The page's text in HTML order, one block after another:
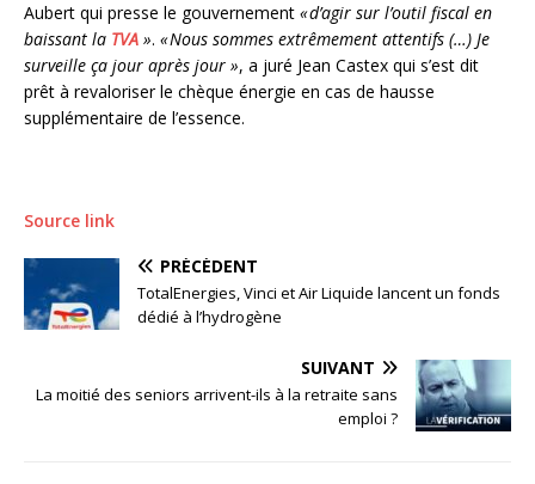
Aubert qui presse le gouvernement « d’agir sur l’outil fiscal en
baissant la TVA ». « Nous sommes extrêmement attentifs (…) Je
surveille ça jour après jour », a juré Jean Castex qui s’est dit
prêt à revaloriser le chèque énergie en cas de hausse
supplémentaire de l’essence.
Source link
PRÉCÉDENT
TotalEnergies, Vinci et Air Liquide lancent un fonds
dédié à l’hydrogène
SUIVANT
La moitié des seniors arrivent-ils à la retraite sans
emploi ?